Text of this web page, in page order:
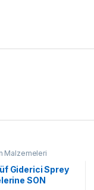
Malzemeleri
Giderici Sprey
SON